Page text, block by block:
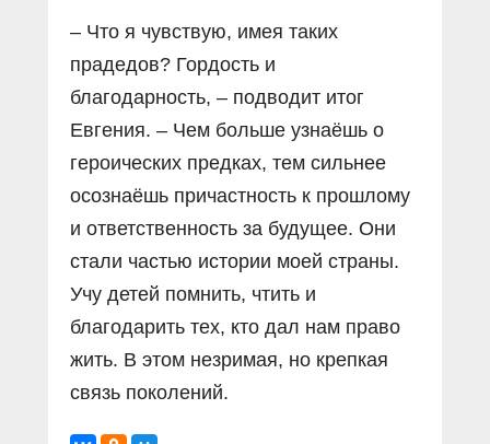
– Что я чувствую, имея таких
прадедов? Гордость и
благодарность, – подводит итог
Евгения. – Чем больше узнаёшь о
героических предках, тем сильнее
осознаёшь причастность к прошлому
и ответственность за будущее. Они
стали частью истории моей страны.
Учу детей помнить, чтить и
благодарить тех, кто дал нам право
жить. В этом незримая, но крепкая
связь поколений.